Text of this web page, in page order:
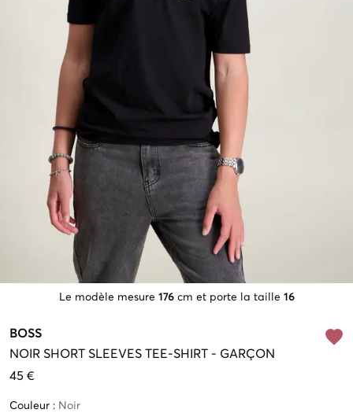
Le modèle mesure 176 cm et porte la taille 16
BOSS
NOIR SHORT SLEEVES TEE-SHIRT - GARÇON
45 €
Couleur : Noir